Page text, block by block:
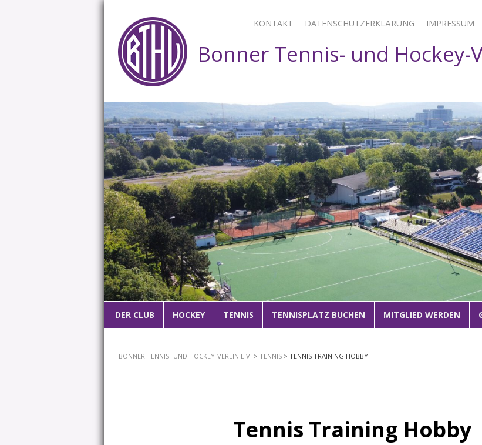
KONTAKT DATENSCHUTZERKLÄRUNG IMPRESSUM
Bonner Tennis- und Hockey-
1 2 3
ZUM
DER CLUB HOCKEY TENNIS TENNISPLATZ BUCHEN MITGLIED WERDEN
BONNER TENNIS- UND HOCKEY-VEREIN E.V. > TENNIS > TENNIS TRAINING HOBBY
Tennis Training Hobby